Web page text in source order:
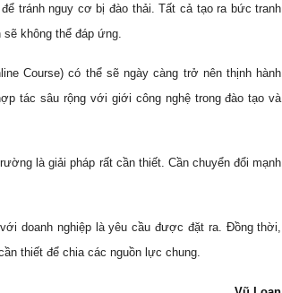
tránh nguy cơ bị đào thải. Tất cả tạo ra bức tranh
không thể đáp ứng.
Course) có thể sẽ ngày càng trở nên thịnh hành
tác sâu rộng với giới công nghệ trong đào tạo và
là giải pháp rất cần thiết. Cần chuyển đổi mạnh
doanh nghiệp là yêu cầu được đặt ra. Đồng thời,
thiết để chia các nguồn lực chung.